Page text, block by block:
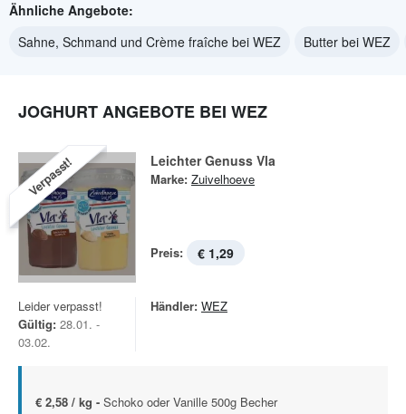
Ähnliche Angebote:
Sahne, Schmand und Crème fraîche bei WEZ
Butter bei WEZ
JOGHURT ANGEBOTE BEI WEZ
Verpasst! Leichter Genuss Vla
Marke: Zuivelhoeve
Preis: € 1,29
Leider verpasst!
Gültig: 28.01. -
03.02.
Händler: WEZ
€ 2,58 / kg - Schoko oder Vanille 500g Becher